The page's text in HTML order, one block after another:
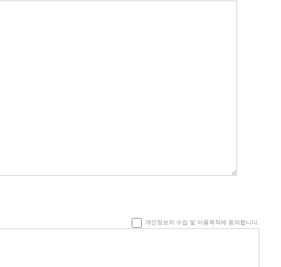
개인정보의 수집 및 이용목적에 동의합니다.